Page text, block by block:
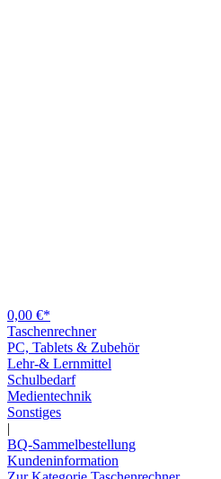
0,00 €*
Taschenrechner
PC, Tablets & Zubehör
Lehr-& Lernmittel
Schulbedarf
Medientechnik
Sonstiges
|
BQ-Sammelbestellung
Kundeninformation